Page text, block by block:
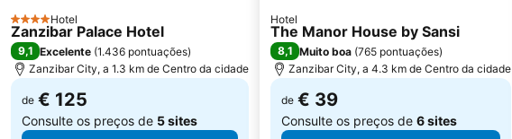
4 Estrelas
Hotel
Zanzibar Palace Hotel
9,1 Excelente (1.436 pontuações)
Zanzibar City, a 1.3 km de Centro da cidade
de € 125
Consulte os preços de 5 sites
Hotel
The Manor House by Sansi
8,1 Muito boa (765 pontuações)
Zanzibar City, a 4.3 km de Centro da cidade
de € 39
Consulte os preços de 6 sites